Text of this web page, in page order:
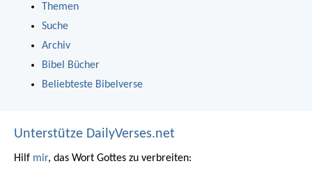
Themen
Suche
Archiv
Bibel Bücher
Beliebteste Bibelverse
Unterstütze DailyVerses.net
Hilf mir, das Wort Gottes zu verbreiten: